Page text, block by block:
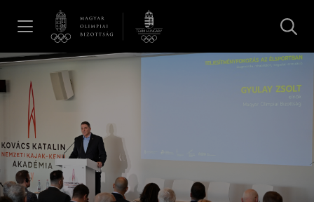
Hírek
Galéria
Dakar 2026